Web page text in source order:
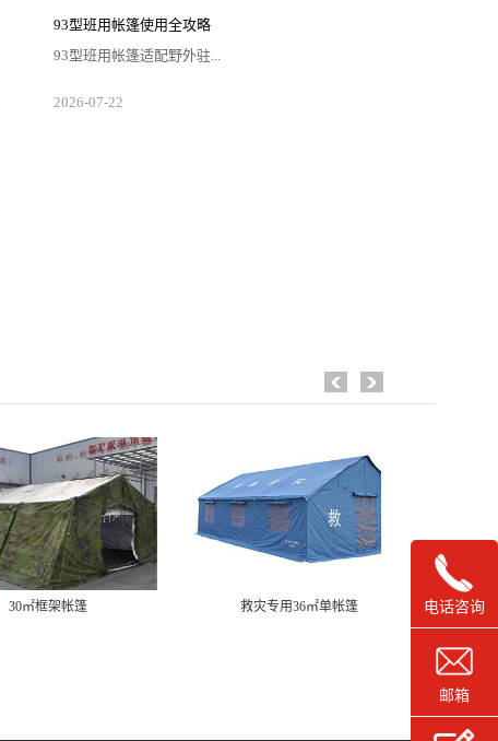
93型班用帐篷使用全攻略
93型班用帐篷适配野外驻...
2026-07-22
30㎡框架帐篷 救灾专用36㎡单帐篷 电话咨询
邮箱